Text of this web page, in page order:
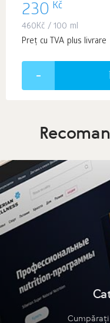
230 Kč
460Kč / 100 ml
Preț cu TVA plus livrare